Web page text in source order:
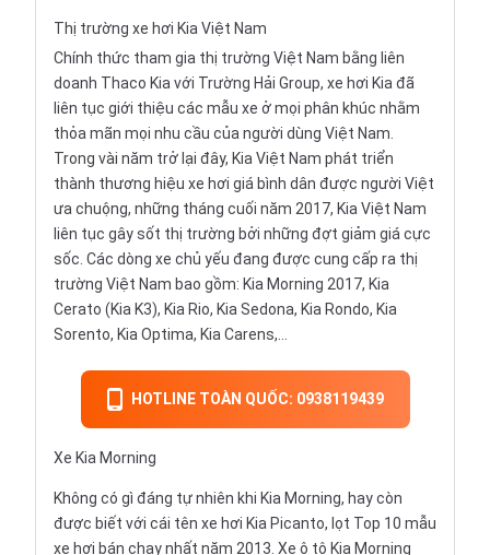
Thị trường xe hơi Kia Việt Nam
Chính thức tham gia thị trường Việt Nam bằng liên
doanh Thaco Kia với Trường Hải Group, xe hơi Kia đã
liên tục giới thiệu các mẫu xe ở mọi phân khúc nhằm
thỏa mãn mọi nhu cầu của người dùng Việt Nam.
Trong vài năm trở lại đây, Kia Việt Nam phát triển
thành thương hiệu xe hơi giá bình dân được người Việt
ưa chuộng, những tháng cuối năm 2017, Kia Việt Nam
liên tục gây sốt thị trường bởi những đợt giảm giá cực
sốc. Các dòng xe chủ yếu đang được cung cấp ra thị
trường Việt Nam bao gồm: Kia Morning 2017, Kia
Cerato (Kia K3), Kia Rio, Kia Sedona, Kia Rondo, Kia
Sorento, Kia Optima, Kia Carens,...
HOTLINE TOÀN QUỐC: 0938119439
Xe Kia Morning
Không có gì đáng tự nhiên khi Kia Morning, hay còn
được biết với cái tên xe hơi Kia Picanto, lọt Top 10 mẫu
xe hơi bán chạy nhất năm 2013. Xe ô tô Kia Morning